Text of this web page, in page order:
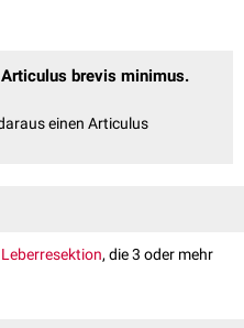
brevis minimus.
einen Articulus
Leberresektion, die 3 oder mehr